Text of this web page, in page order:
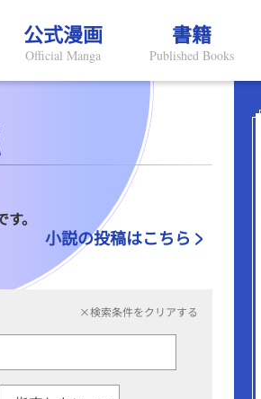
公式漫画
Official Manga
書籍
Published Books
。
小説の投稿はこちら
×検索条件をクリアする